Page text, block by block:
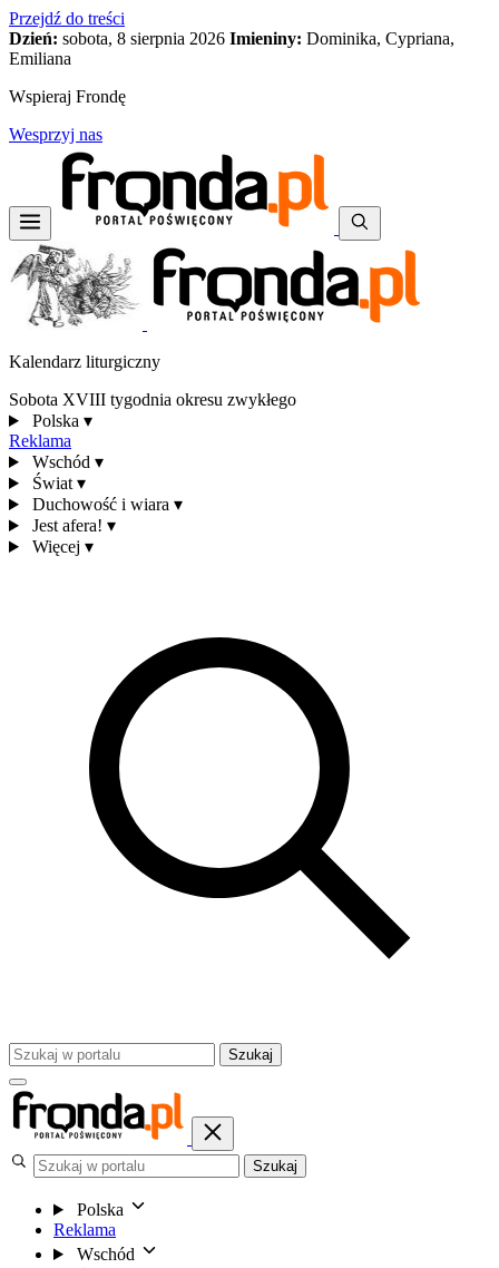
Przejdź do treści
Dzień: sobota, 8 sierpnia 2026 Imieniny: Dominika, Cypriana,
Emiliana
Wspieraj Frondę
Wesprzyj nas
Kalendarz liturgiczny
Sobota XVIII tygodnia okresu zwykłego
Polska ▾
Reklama
Wschód ▾
Świat ▾
Duchowość i wiara ▾
Jest afera! ▾
Więcej ▾
Szukaj
Szukaj
Polska
Reklama
Wschód